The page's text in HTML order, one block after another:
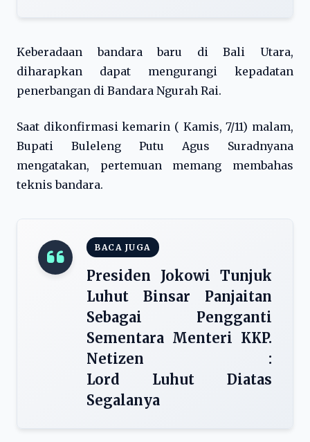
Keberadaan bandara baru di Bali Utara,
diharapkan dapat mengurangi kepadatan
penerbangan di Bandara Ngurah Rai.
Saat dikonfirmasi kemarin ( Kamis, 7/11) malam,
Bupati Buleleng Putu Agus Suradnyana
mengatakan, pertemuan memang membahas
teknis bandara.
BACA JUGA
Presiden Jokowi Tunjuk
Luhut Binsar Panjaitan
Sebagai Pengganti
Sementara Menteri KKP.
Netizen :
Lord Luhut Diatas
Segalanya